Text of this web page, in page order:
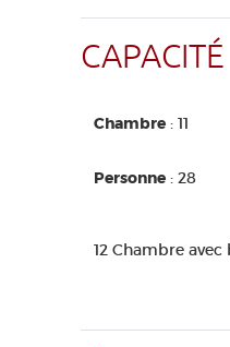
CAPACITÉ
Chambre : 11
Personne : 28
12 Chambre